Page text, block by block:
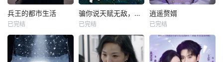
兵王的都市生活
已完结
骗你说天赋无敌，你真暴力成帝
已完结
逍遥赘婿
已完结